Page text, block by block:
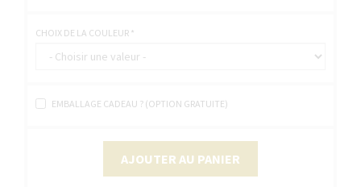
CHOIX DE LA COULEUR *
EMBALLAGE CADEAU ? (OPTION GRATUITE)
AJOUTER AU PANIER